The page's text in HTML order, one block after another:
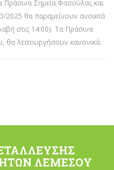
Σημεία Φασούλας και
2025 θα παραμείνουν ανοικτά
στις 14:00). Τα Πράσινα
θα λειτουργήσουν κανονικά.
ΛΕΜΕΣΟΥ